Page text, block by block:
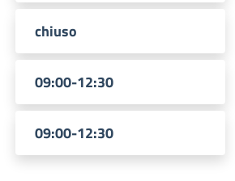
chiuso
09:00-12:30
09:00-12:30